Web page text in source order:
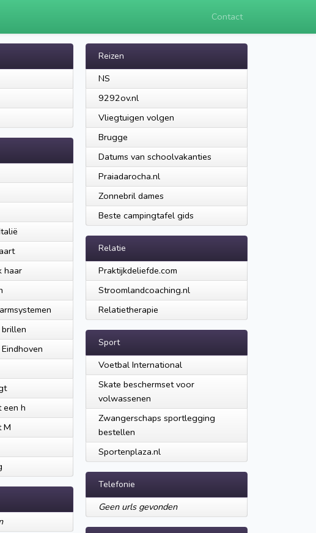
Contact
haar
een h
M
Reizen
NS
9292ov.nl
Vliegtuigen volgen
Brugge
Datums van schoolvakanties
Praiadarocha.nl
Zonnebril dames
Beste campingtafel gids
Relatie
Praktijkdeliefde.com
Stroomlandcoaching.nl
Relatietherapie
Sport
Voetbal International
Skate beschermset voor
volwassenen
Zwangerschaps sportlegging
bestellen
Sportenplaza.nl
Telefonie
Geen urls gevonden